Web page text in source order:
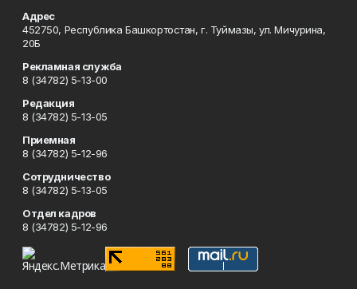
Адрес
452750, Республика Башкортостан, г. Туймазы, ул. Мичурина,
20Б
Рекламная служба
8 (34782) 5-13-00
Редакция
8 (34782) 5-13-05
Приемная
8 (34782) 5-12-96
Сотрудничество
8 (34782) 5-13-05
Отдел кадров
8 (34782) 5-12-96